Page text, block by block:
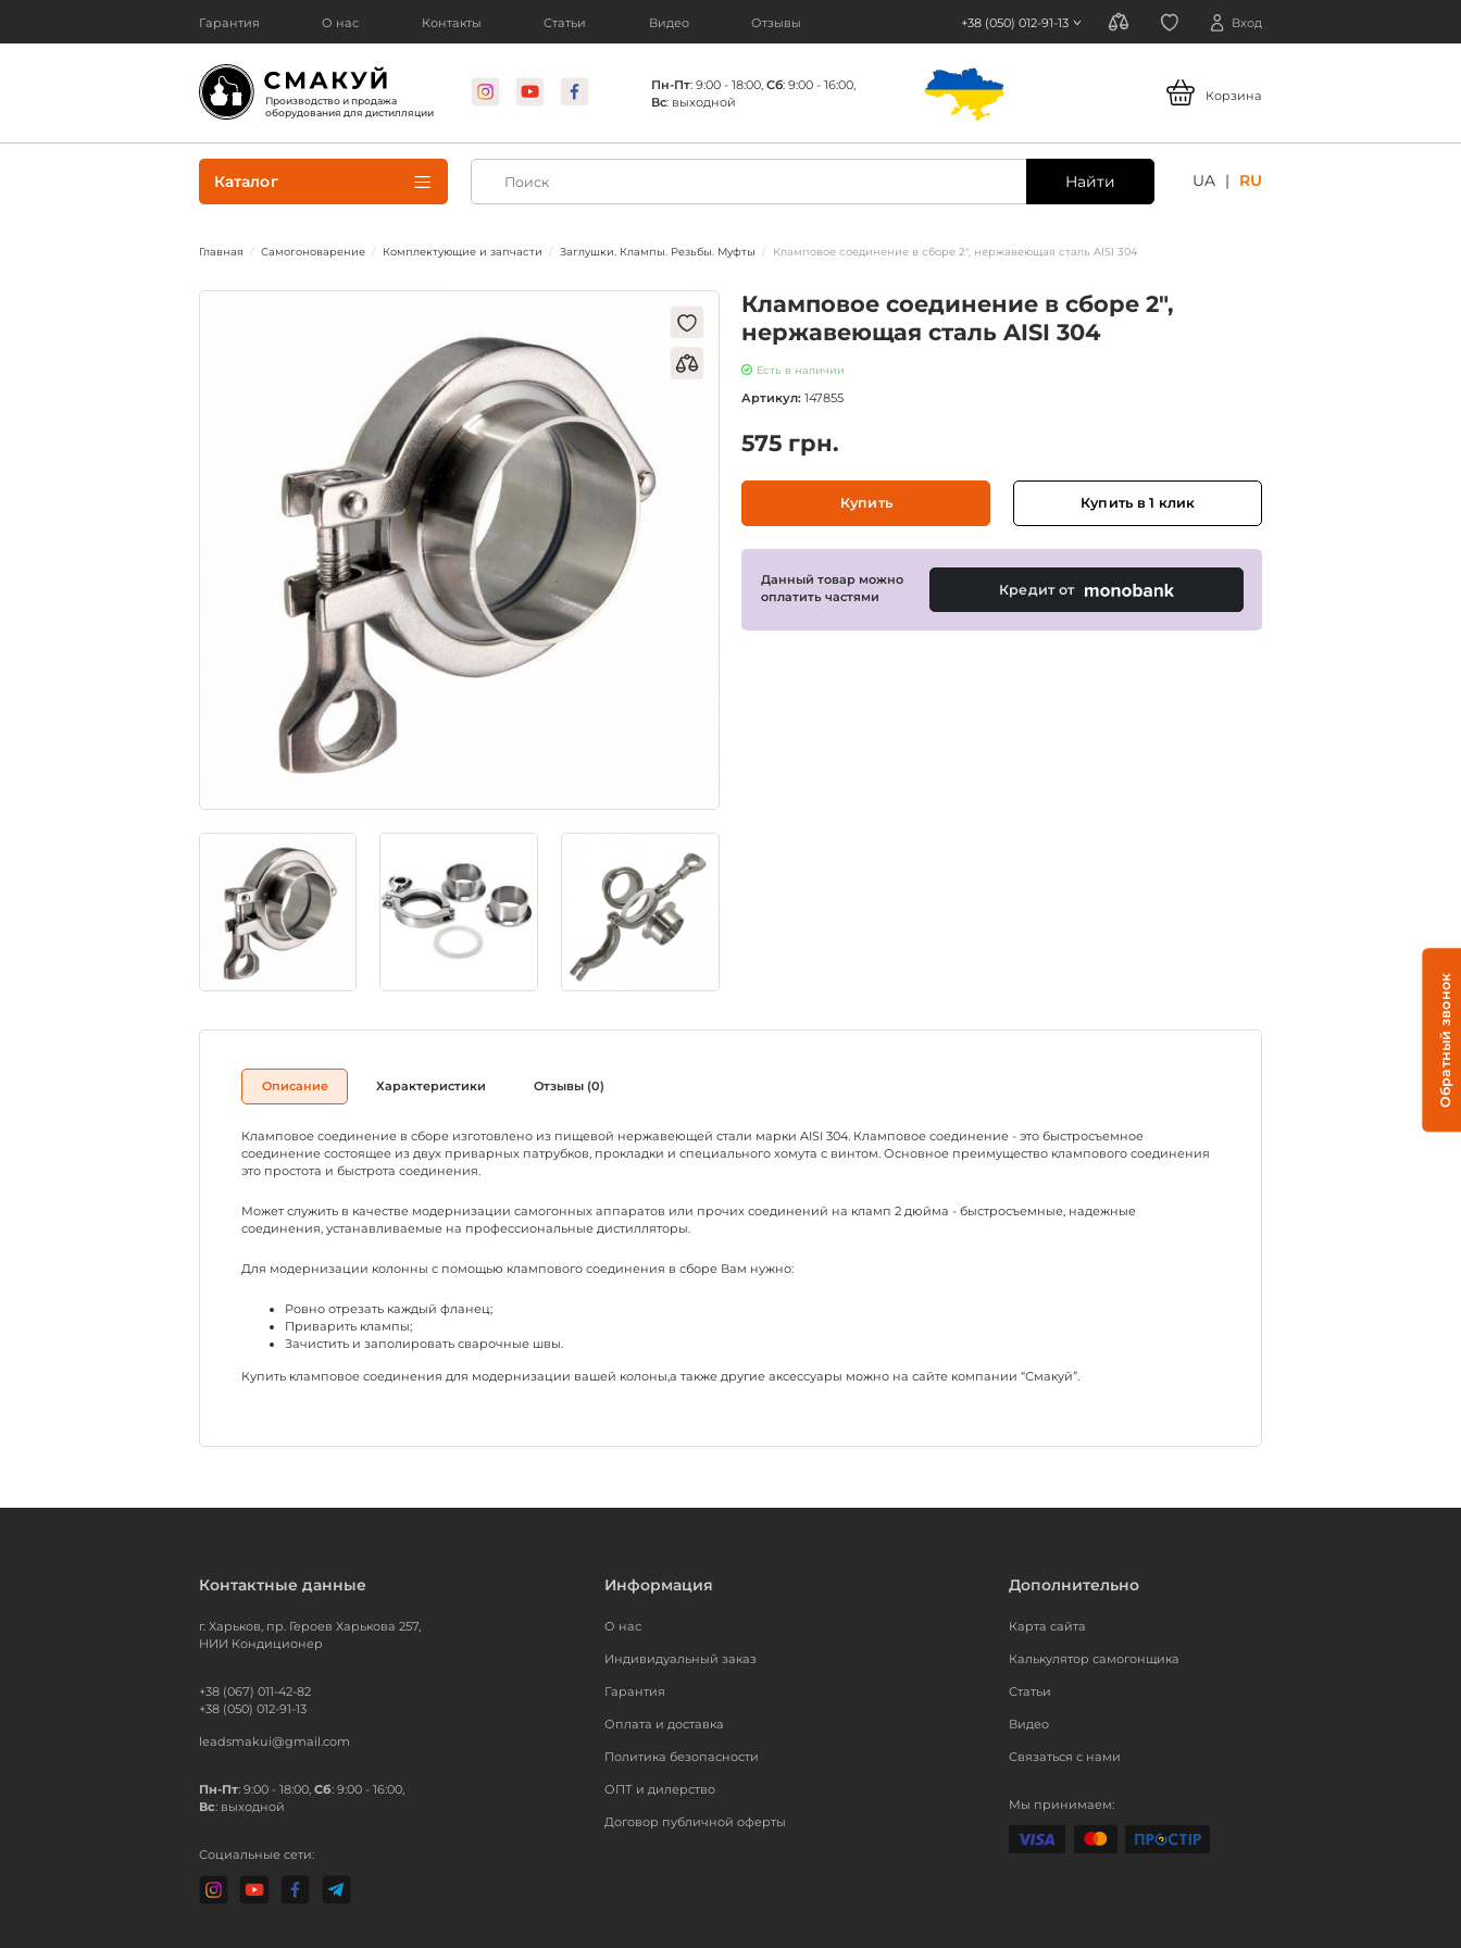
Гарантия О нас Контакты Статьи Видео Отзывы Вход
+38 (050) 012-91-13
Производство и продажа
оборудования для дистилляции
Пн-Пт: 9:00 - 18:00,Сб: 9:00 - 16:00,
Вс: выходной Корзина
Каталог Найти UA RU
Главная Самогоноварение Комплектующие и запчасти Заглушки. Клампы. Резьбы. Муфты Кламповое соединение в сборе 2", нержавеющая сталь AISI 304
Кламповое соединение в сборе 2",
нержавеющая сталь AISI 304
Есть в наличии
Артикул:147855
575 грн.
Купить Купить в 1 клик
Данный товар можно
оплатить частями
Кредит от
Описание Характеристики Отзывы (0)
Кламповое соединение в сборе изготовлено из пищевой нержавеющей стали марки AISI 304. Кламповое соединение - это быстросъемное
соединение состоящее из двух приварных патрубков, прокладки и специального хомута с винтом. Основное преимущество клампового соединения
это простота и быстрота соединения.
Может служить в качестве модернизации самогонных аппаратов или прочих соединений на кламп 2 дюйма - быстросъемные, надежные
соединения, устанавливаемые на профессиональные дистилляторы.
Для модернизации колонны с помощью клампового соединения в сборе Вам нужно:
Ровно отрезать каждый фланец;
Приварить клампы;
Зачистить и заполировать сварочные швы.
Купить кламповое соединения для модернизации вашей колоны,а также другие аксессуары можно на сайте компании “Смакуй”.
Контактные данные
г. Харьков, пр. Героев Харькова 257,
НИИ Кондиционер
+38 (067) 011-42-82
+38 (050) 012-91-13
leadsmakui@gmail.com
Пн-Пт: 9:00 - 18:00, Сб: 9:00 - 16:00,
Вс: выходной
Социальные сети:
Информация
О нас
Индивидуальный заказ
Гарантия
Оплата и доставка
Политика безопасности
ОПТ и дилерство
Договор публичной оферты
Дополнительно
Карта сайта
Калькулятор самогонщика
Статьи
Видео
Связаться с нами
Мы принимаем:
Обратный звонок